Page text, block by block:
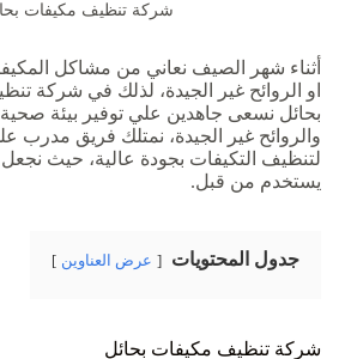
شركة تنظيف مكيفات
أثناء شهر الصيف نعاني من مشاكل
او الروائح غير الجيدة، لذلك في شركة
بحائل نسعى جاهدين علي توفير بيئة صحية
والروائح غير الجيدة، نمتلك فريق مدرب
لتنظيف التكيفات بجودة عالية، حيث نجعل
يستخدم من قبل.
جدول المحتويات عرض العناوين
شركة تنظيف مكيفات بحائل